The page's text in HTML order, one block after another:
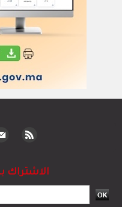
الاشتراك